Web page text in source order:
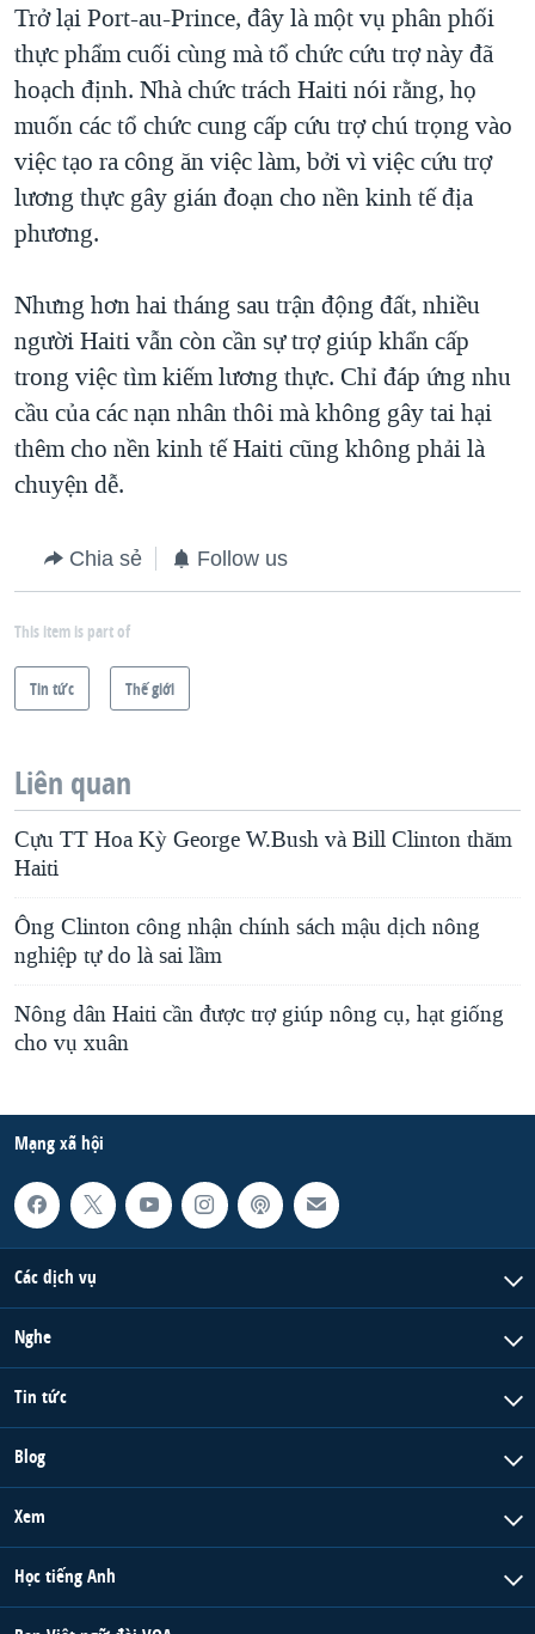
Trở lại Port-au-Prince, đây là một vụ phân phối
thực phẩm cuối cùng mà tổ chức cứu trợ này đã
hoạch định. Nhà chức trách Haiti nói rằng, họ
muốn các tổ chức cung cấp cứu trợ chú trọng vào
việc tạo ra công ăn việc làm, bởi vì việc cứu trợ
lương thực gây gián đoạn cho nền kinh tế địa
phương.
Nhưng hơn hai tháng sau trận động đất, nhiều
người Haiti vẫn còn cần sự trợ giúp khẩn cấp
trong việc tìm kiếm lương thực. Chỉ đáp ứng nhu
cầu của các nạn nhân thôi mà không gây tai hại
thêm cho nền kinh tế Haiti cũng không phải là
chuyện dễ.
Chia sẻ Follow us
This item is part of
Tin tức Thế giới
Liên quan
Cựu TT Hoa Kỳ George W.Bush và Bill Clinton thăm
Haiti
Ông Clinton công nhận chính sách mậu dịch nông
nghiệp tự do là sai lầm
Nông dân Haiti cần được trợ giúp nông cụ, hạt giống
cho vụ xuân
Mạng xã hội
Các dịch vụ
Nghe
Tin tức
Blog
Xem
Học tiếng Anh